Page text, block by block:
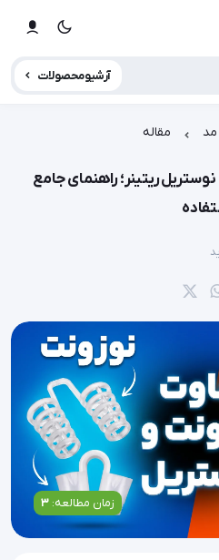
آرشیو محصولات
مقاله
ریتینر؛ راهنمای جامع
زمان مطالعه: 3